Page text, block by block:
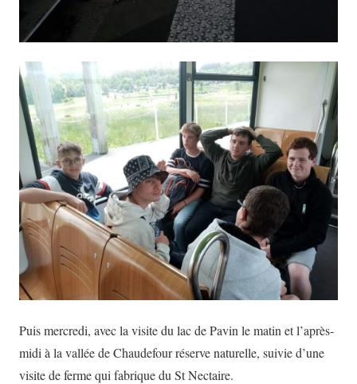
Puis mercredi, avec la visite du lac de Pavin le matin et l’après-
midi à la vallée de Chaudefour réserve naturelle, suivie d’une
visite de ferme qui fabrique du St Nectaire.